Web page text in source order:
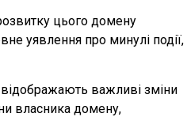
цього домену
уявлення про минулі події,
відображають важливі зміни
власника домену,